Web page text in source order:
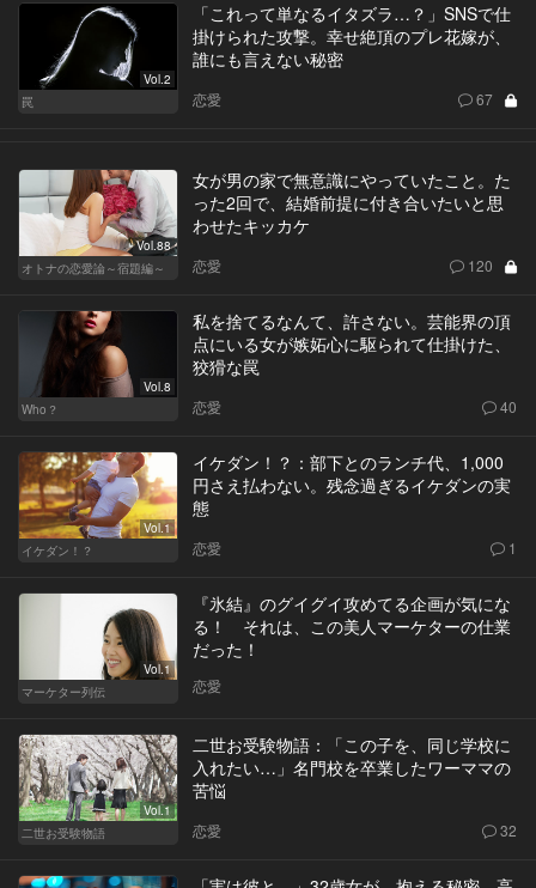
Vol.2
罠
「これって単なるイタズラ…？」SNSで仕
掛けられた攻撃。幸せ絶頂のプレ花嫁が、
誰にも言えない秘密
恋愛 67
Vol.88
オトナの恋愛論～宿題編～
女が男の家で無意識にやっていたこと。た
った2回で、結婚前提に付き合いたいと思
わせたキッカケ
恋愛 120
Vol.8
Who？
私を捨てるなんて、許さない。芸能界の頂
点にいる女が嫉妬心に駆られて仕掛けた、
狡猾な罠
恋愛 40
Vol.1
イケダン！？
イケダン！？：部下とのランチ代、1,000
円さえ払わない。残念過ぎるイケダンの実
態
恋愛 1
Vol.1
マーケター列伝
『氷結』のグイグイ攻めてる企画が気にな
る！ それは、この美人マーケターの仕業
だった！
恋愛
Vol.1
二世お受験物語
二世お受験物語：「この子を、同じ学校に
入れたい…」名門校を卒業したワーママの
苦悩
恋愛 32